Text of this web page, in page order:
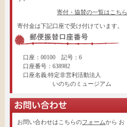
寄付・協賛の一覧はこちら
寄付金は下記口座で受け付けています。
口座：00100 記号：6
口座番号：638982
口座名義:特定非営利活動法人
いのちのミュージアム
お問い合わせはこちらのフォームから お